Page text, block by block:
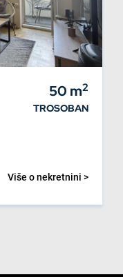
50 m2
TROSOBAN
Više o nekretnini >